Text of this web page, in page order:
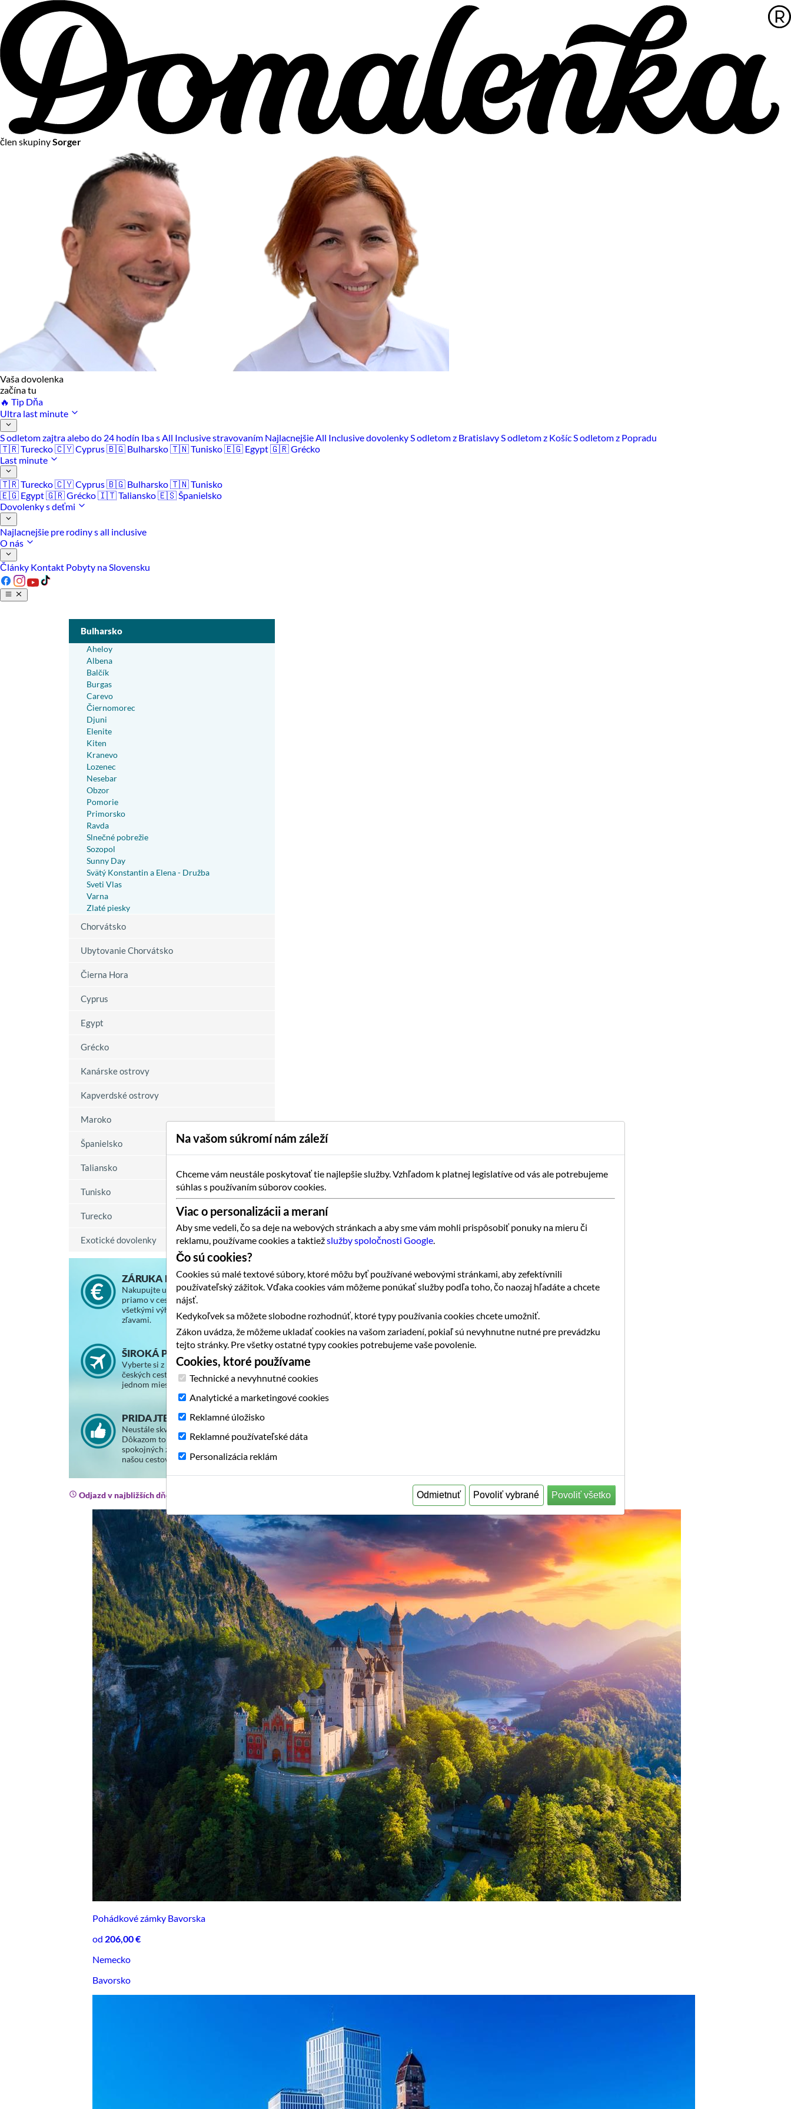
člen skupinySorger
Vaša dovolenka
začína tu
🔥 Tip Dňa
Ultra last minute
S odletom zajtra alebo do 24 hodín Iba s All Inclusive stravovaním Najlacnejšie All Inclusive dovolenkyS odletom z BratislavyS odletom z KošícS odletom z Popradu
🇹🇷 Turecko🇨🇾 Cyprus🇧🇬 Bulharsko🇹🇳 Tunisko🇪🇬 Egypt🇬🇷 Grécko
Last minute
🇹🇷 Turecko🇨🇾 Cyprus🇧🇬 Bulharsko🇹🇳 Tunisko
🇪🇬 Egypt🇬🇷 Grécko🇮🇹 Taliansko🇪🇸 Španielsko
Dovolenky s deťmi
Najlacnejšie pre rodiny s all inclusive
O nás
Články Kontakt Pobyty na Slovensku
Bulharsko
Aheloy
Albena
Balčík
Burgas
Carevo
Čiernomorec
Djuni
Elenite
Kiten
Kranevo
Lozenec
Nesebar
Obzor
Pomorie
Primorsko
Ravda
Slnečné pobrežie
Sozopol
Sunny Day
Svätý Konstantin a Elena - Družba
Sveti Vlas
Varna
Zlaté piesky
Chorvátsko
Ubytovanie Chorvátsko
Čierna Hora
Cyprus
Egypt
Grécko
Kanárske ostrovy
Kapverdské ostrovy
Maroko
Španielsko
Taliansko
Tunisko
Turecko
Exotické dovolenky
ZÁRUKA NAJNIŽŠEJ CENY
Nakupujte u nás za rovnaké ceny, ako
priamo v cestovnej kancelárii, so
všetkými výhodami a vernostnými
zľavami.
ŠIROKÁ PONUKA ZÁJAZDOV
Vyberte si z ponuky slovenských a
českých cestovných kancelárií na
jednom mieste.
PRIDAJTE SA K SPOKOJNÝM
Neustále skvalitňujeme svoje služby.
Dôkazom toho je stále väčší počet
spokojných zákazníkov, ktorí cestujú s
našou cestovnou agentúrou.
Odjazd v najbližších dňoch
Pohádkové zámky Bavorska
od 206,00 €
Nemecko
Bavorsko
Na vašom súkromí nám záleží
Chceme vám neustále poskytovať tie najlepšie služby. Vzhľadom k platnej legislatíve od vás ale potrebujeme
súhlas s používaním súborov cookies.
Viac o personalizácii a meraní
Aby sme vedeli, čo sa deje na webových stránkach a aby sme vám mohli prispôsobiť ponuky na mieru či
reklamu, používame cookies a taktiežslužby spoločnosti Google.
Čo sú cookies?
Cookies sú malé textové súbory, ktoré môžu byť používané webovými stránkami, aby zefektívnili
používateľský zážitok. Vďaka cookies vám môžeme ponúkať služby podľa toho, čo naozaj hľadáte a chcete
nájsť.
Kedykoľvek sa môžete slobodne rozhodnúť, ktoré typy používania cookies chcete umožniť.
Zákon uvádza, že môžeme ukladať cookies na vašom zariadení, pokiaľ sú nevyhnutne nutné pre prevádzku
tejto stránky. Pre všetky ostatné typy cookies potrebujeme vaše povolenie.
Cookies, ktoré používame
Technické a nevyhnutné cookies
Analytické a marketingové cookies
Reklamné úložisko
Reklamné používateľské dáta
Personalizácia reklám
Povoliť všetko
Povoliť vybrané
Odmietnuť